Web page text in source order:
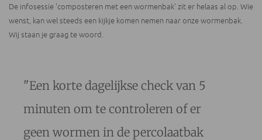
De infosessie 'composteren met een wormenbak' zit er helaas al op. Wie
wenst, kan wel steeds een kijkje komen nemen naar onze wormenbak.
Wij staan je graag te woord.
"Een korte dagelijkse check van 5
minuten om te controleren of er
geen wormen in de percolaatbak